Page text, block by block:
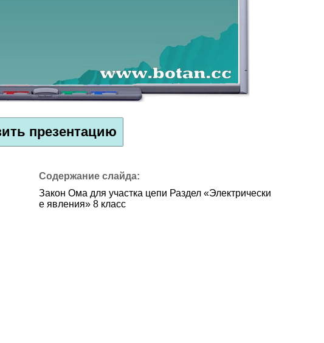
презентацию
Закон Ома для участка цепи Раздел «Электрически
е явления» 8 класс